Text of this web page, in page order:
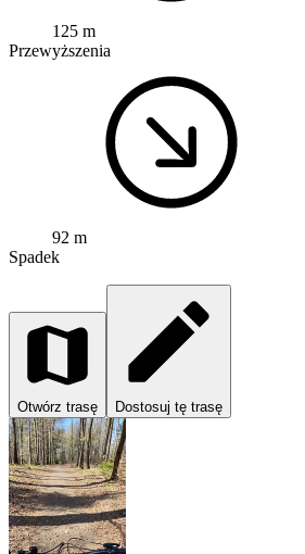
125 m
Przewyższenia
92 m
Spadek
Otwórz trasę Dostosuj tę trasę